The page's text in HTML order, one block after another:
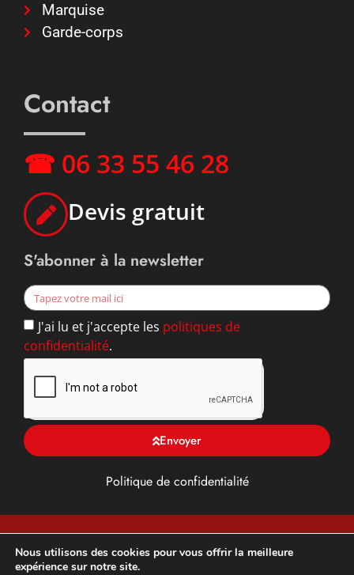
Marquise
Garde-corps
Contact
☎ 06 33 55 46 28
Devis gratuit
S'abonner à la newsletter
J'ai lu et j'accepte les politiques de
confidentialité.
Envoyer
Politique de confidentialité
TFG ALU, Toiture, façade et Gouttière en Yvelines (78),
franchisé DAL’ALU –Développement et optimisation SEO
Nous utilisons des cookies pour vous offrir la meilleure
expérience sur notre site.